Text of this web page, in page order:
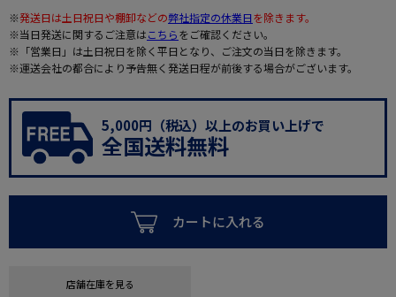
※発送日は土日祝日や棚卸などの弊社指定の休業日を除きます。
※当日発送に関するご注意はこちらをご確認ください。
※「営業日」は土日祝日を除く平日となり、ご注文の当日を除きます。
※運送会社の都合により予告無く発送日程が前後する場合がございます。
5,000円（税込）以上のお買い上げで
全国送料無料
カートに入れる
店舗在庫を見る